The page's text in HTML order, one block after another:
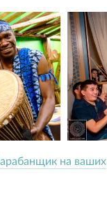
на ваших